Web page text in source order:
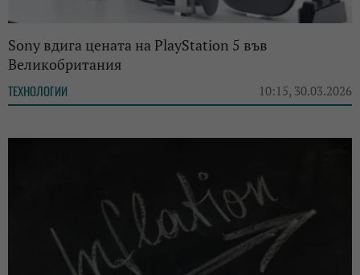
Sony вдига цената на PlayStation 5 във
Великобритания
ТЕХНОЛОГИИ 10:15, 30.03.2026